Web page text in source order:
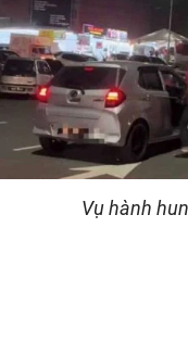
Vụ hành